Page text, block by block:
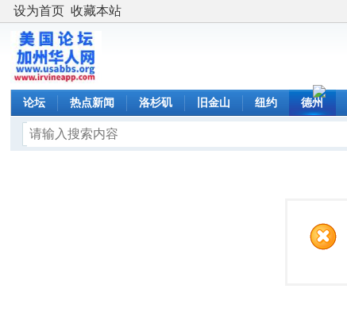
设为首页 收藏本站
论坛 热点新闻 洛杉矶 旧金山 纽约 德州